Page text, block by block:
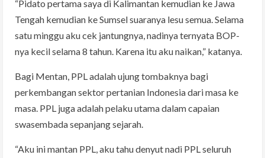
“Pidato pertama saya di Kalimantan kemudian ke Jawa
Tengah kemudian ke Sumsel suaranya lesu semua. Selama
satu minggu aku cek jantungnya, nadinya ternyata BOP-
nya kecil selama 8 tahun. Karena itu aku naikan,” katanya.
Bagi Mentan, PPL adalah ujung tombaknya bagi
perkembangan sektor pertanian Indonesia dari masa ke
masa. PPL juga adalah pelaku utama dalam capaian
swasembada sepanjang sejarah.
“Aku ini mantan PPL, aku tahu denyut nadi PPL seluruh